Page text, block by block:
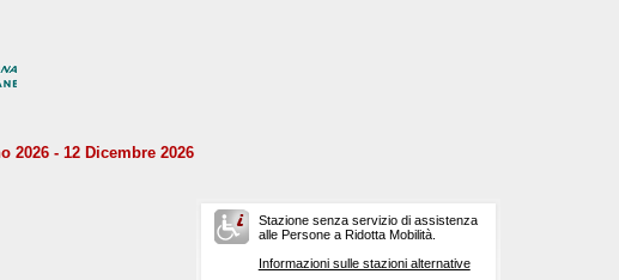
2026 - 12 Dicembre 2026
Stazione senza servizio di assistenza
alle Persone a Ridotta Mobilità.
Informazioni sulle stazioni alternative